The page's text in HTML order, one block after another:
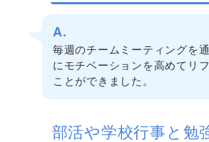
A.
毎週のチームミーティングを
にモチベーションを高めてリ
ことができました。
部活や学校行事と勉